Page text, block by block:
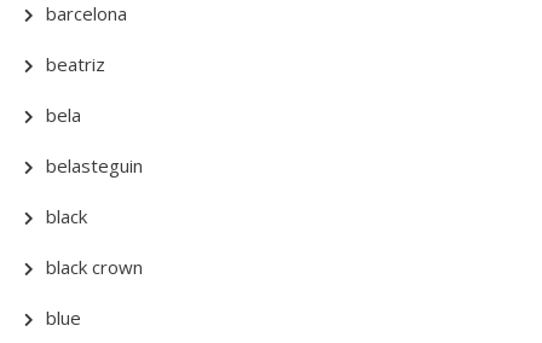
barcelona
beatriz
bela
belasteguin
black
black crown
blue